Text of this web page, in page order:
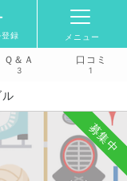
録 メニュー
Ｑ＆Ａ
3
口コミ
1
ル
募集中